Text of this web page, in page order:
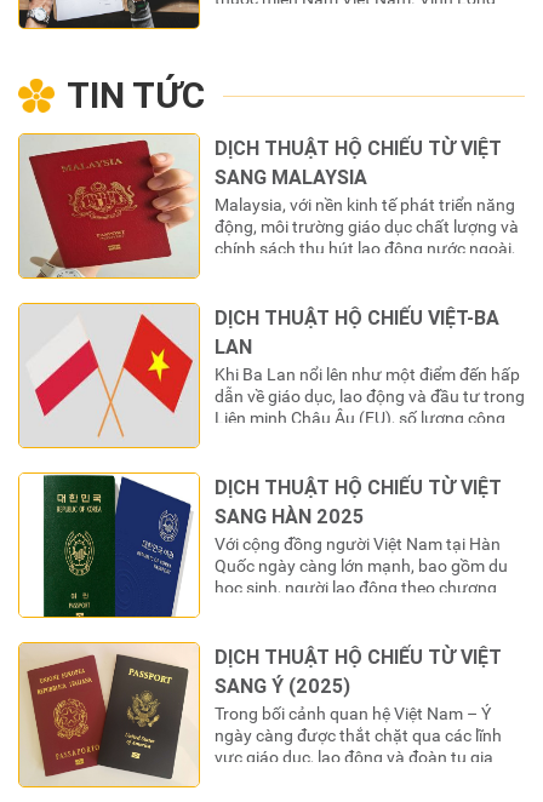
TIN TỨC
DỊCH THUẬT HỘ CHIẾU TỪ VIỆT
SANG MALAYSIA
Malaysia, với nền kinh tế phát triển năng
động, môi trường giáo dục chất lượng và
chính sách thu hút lao động nước ngoài,
Việt Nam. Từ các chuyên gia kỹ thuật, lao
động, du học sinh đến…
DỊCH THUẬT HỘ CHIẾU VIỆT-BA
LAN
Khi Ba Lan nổi lên như một điểm đến hấp
dẫn về giáo dục, lao động và đầu tư trong
Liên minh Châu Âu (EU), số lượng công
cầu sử dụng các giấy tờ pháp lý của…
DỊCH THUẬT HỘ CHIẾU TỪ VIỆT
SANG HÀN 2025
Với cộng đồng người Việt Nam tại Hàn
Quốc ngày càng lớn mạnh, bao gồm du
học sinh, người lao động theo chương
trong các thủ tục hành chính tại Hàn
Quốc là điều không thể tránh…
DỊCH THUẬT HỘ CHIẾU TỪ VIỆT
SANG Ý (2025)
Trong bối cảnh quan hệ Việt Nam – Ý
ngày càng được thắt chặt qua các lĩnh
vực giáo dục, lao động và đoàn tụ gia